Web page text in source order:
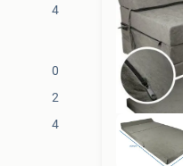
4
0
2
4